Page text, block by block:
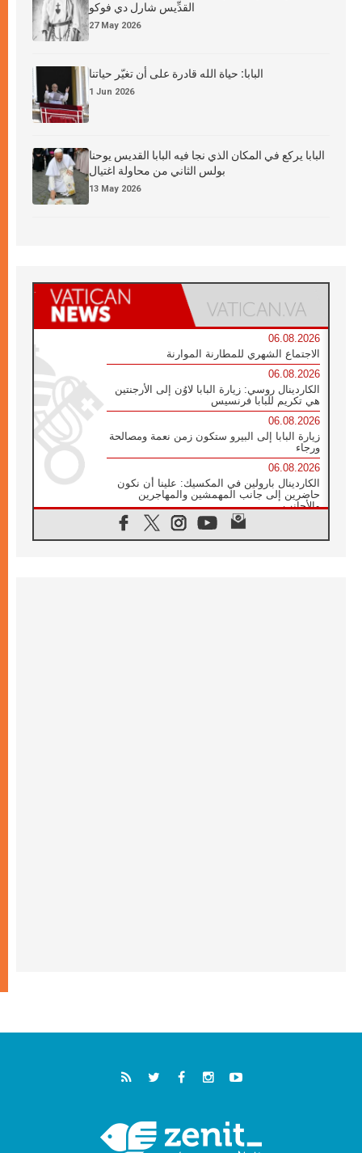
القدِّيس شارل دي فوكو
27 May 2026
البابا: حياة الله قادرة على أن تغيّر حياتنا
1 Jun 2026
البابا يركع في المكان الذي نجا فيه البابا القديس يوحنا
بولس الثاني من محاولة اغتيال
13 May 2026
06.08.2026
الاجتماع الشهري للمطارنة الموارنة
06.08.2026
الكاردينال روسي: زيارة البابا لاوُن إلى الأرجنتين
هي تكريم للبابا فرنسيس
06.08.2026
زيارة البابا إلى البيرو ستكون زمن نعمة ومصالحة
ورجاء
06.08.2026
الكاردينال بارولين في المكسيك: علينا أن نكون
حاضرين إلى جانب المهمشين والمهاجرين
والأجانب
البابا لاوُن الرابع عشر للشباب في أسيزي: